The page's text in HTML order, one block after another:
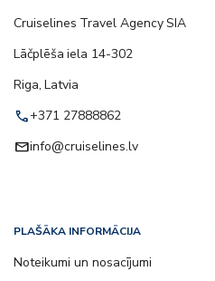
Cruiselines Travel Agency SIA
Lāčplēša iela 14-302
Riga, Latvia
call+371 27888862
emailinfo@cruiselines.lv
PLAŠĀKA INFORMĀCIJA
Noteikumi un nosacījumi